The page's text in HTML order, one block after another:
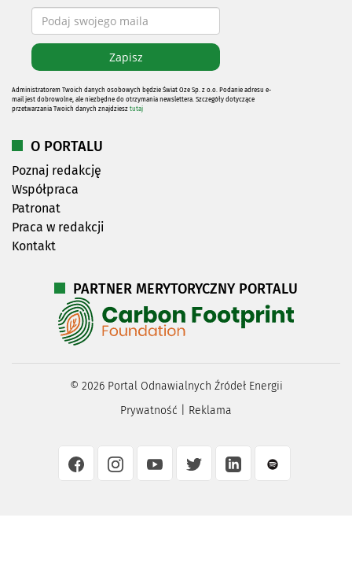
Administratorem Twoich danych osobowych będzie Świat Oze Sp. z o.o. Podanie adresu e-
mail jest dobrowolne, ale niezbędne do otrzymania newslettera. Szczegóły dotyczące
przetwarzania Twoich danych znajdziesz tutaj
O PORTALU
Poznaj redakcję
Współpraca
Patronat
Praca w redakcji
Kontakt
PARTNER MERYTORYCZNY PORTALU
© 2026Portal Odnawialnych Źródeł Energii
Prywatność
Reklama